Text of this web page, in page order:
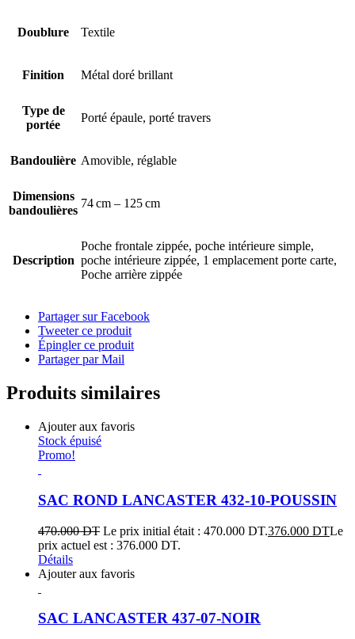
Doublure Textile
Finition Métal doré brillant
Type de
portée
Porté épaule, porté travers
Bandoulière Amovible, réglable
Dimensions
bandoulières
74 cm – 125 cm
Description
Poche frontale zippée, poche intérieure simple,
poche intérieure zippée, 1 emplacement porte carte,
Poche arrière zippée
Partager sur Facebook
Tweeter ce produit
Épingler ce produit
Partager par Mail
Produits similaires
Ajouter aux favoris
Stock épuisé
Promo!
SAC ROND LANCASTER 432-10-POUSSIN
470.000DT Le prix initial était : 470.000 DT.376.000 DTLe
prix actuel est : 376.000 DT.
Détails
Ajouter aux favoris
SAC LANCASTER 437-07-NOIR